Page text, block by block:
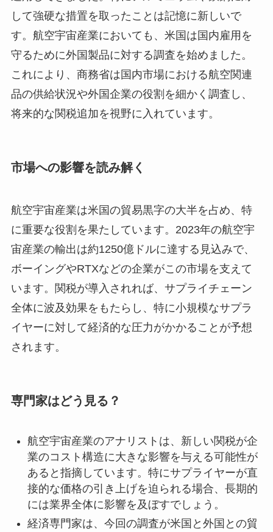
して強硬な措置を取ったことは記憶に新しいで
す。航空宇宙産業においても、米国は国内雇用を
守るために外国製品に対する調査を始めました。
これにより、商務省は国内市場における航空関連
品の供給状況や外国企業の役割を細かく調査し、
将来的な関税追加を視野に入れています。
市場への影響を読み解く
航空宇宙産業は米国の貿易黒字の大半を占め、特
に重要な役割を果たしています。2023年の航空宇
宙産業の輸出は約1250億ドルに達する見込みで、
ボーイングやRTXなどの企業がこの市場を支えて
います。関税が導入されれば、サプライチェーン
全体に波及効果をもたらし、特に小規模なサプラ
イヤーに対して経済的な圧力がかかることが予想
されます。
専門家はどう見る？
航空宇宙産業のアナリストは、新しい関税が企
業のコスト構造に大きな影響を与える可能性が
あると指摘しています。特にサプライヤーが直
接的な価格の引き上げを迫られる場合、長期的
には業界全体に影響を及ぼすでしょう。
経済専門家は、今回の調査が米国と外国との貿